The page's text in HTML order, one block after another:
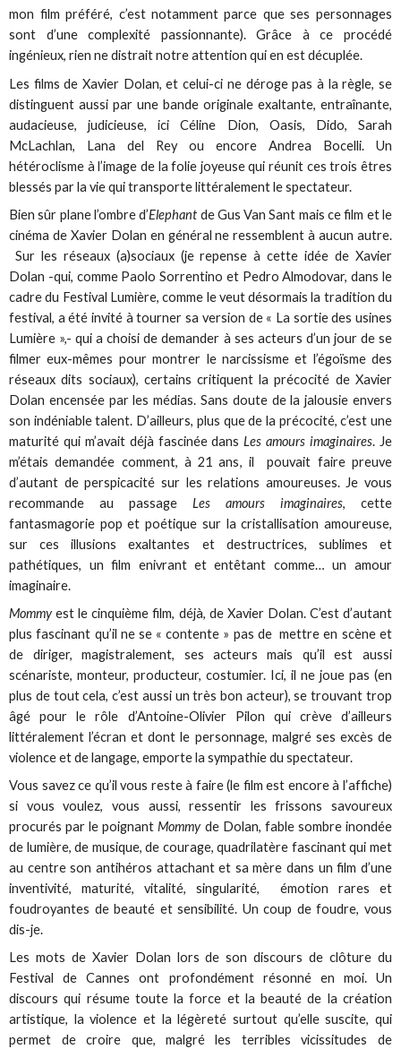
mon film préféré, c’est notamment parce que ses personnages
sont d’une complexité passionnante). Grâce à ce procédé
ingénieux, rien ne distrait notre attention qui en est décuplée.
Les films de Xavier Dolan, et celui-ci ne déroge pas à la règle, se
distinguent aussi par une bande originale exaltante, entraînante,
audacieuse, judicieuse, ici Céline Dion, Oasis, Dido, Sarah
McLachlan, Lana del Rey ou encore Andrea Bocelli. Un
hétéroclisme à l’image de la folie joyeuse qui réunit ces trois êtres
blessés par la vie qui transporte littéralement le spectateur.
Bien sûr plane l’ombre d’Elephant de Gus Van Sant mais ce film et le
cinéma de Xavier Dolan en général ne ressemblent à aucun autre.
Sur les réseaux (a)sociaux (je repense à cette idée de Xavier
Dolan -qui, comme Paolo Sorrentino et Pedro Almodovar, dans le
cadre du Festival Lumière, comme le veut désormais la tradition du
festival, a été invité à tourner sa version de « La sortie des usines
Lumière »,- qui a choisi de demander à ses acteurs d’un jour de se
filmer eux-mêmes pour montrer le narcissisme et l’égoïsme des
réseaux dits sociaux), certains critiquent la précocité de Xavier
Dolan encensée par les médias. Sans doute de la jalousie envers
son indéniable talent. D’ailleurs, plus que de la précocité, c’est une
maturité qui m’avait déjà fascinée dansLes amours imaginaires. Je
m’étais demandée comment, à 21 ans, il pouvait faire preuve
d’autant de perspicacité sur les relations amoureuses. Je vous
recommande au passage Les amours imaginaires, cette
fantasmagorie pop et poétique sur la cristallisation amoureuse,
sur ces illusions exaltantes et destructrices, sublimes et
pathétiques, un film enivrant et entêtant comme… un amour
imaginaire.
Mommy est le cinquième film, déjà, de Xavier Dolan. C’est d’autant
plus fascinant qu’il ne se « contente » pas de mettre en scène et
de diriger, magistralement, ses acteurs mais qu’il est aussi
scénariste, monteur, producteur, costumier. Ici, il ne joue pas (en
plus de tout cela, c’est aussi un très bon acteur), se trouvant trop
âgé pour le rôle d’Antoine-Olivier Pilon qui crève d’ailleurs
littéralement l’écran et dont le personnage, malgré ses excès de
violence et de langage, emporte la sympathie du spectateur.
Vous savez ce qu’il vous reste à faire (le film est encore à l’affiche)
si vous voulez, vous aussi, ressentir les frissons savoureux
procurés par le poignantMommy de Dolan, fable sombre inondée
de lumière, de musique, de courage, quadrilatère fascinant qui met
au centre son antihéros attachant et sa mère dans un film d’une
inventivité, maturité, vitalité, singularité, émotion rares et
foudroyantes de beauté et sensibilité. Un coup de foudre, vous
dis-je.
Les mots de Xavier Dolan lors de son discours de clôture du
Festival de Cannes ont profondément résonné en moi. Un
discours qui résume toute la force et la beauté de la création
artistique, la violence et la légèreté surtout qu’elle suscite, qui
permet de croire que, malgré les terribles vicissitudes de